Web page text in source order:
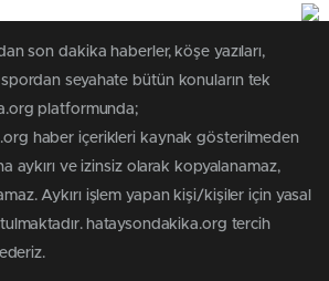
son dakika haberler, köşe yazıları,
seyahate bütün konuların tek
platformunda;
haber içerikleri kaynak gösterilmeden
aykırı ve izinsiz olarak kopyalanamaz,
Aykırı işlem yapan kişi/kişiler için yasal
hataysondakika.org tercih